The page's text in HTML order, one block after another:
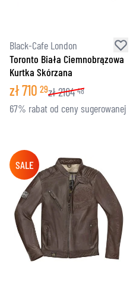
Black-Cafe London
Toronto Biała Ciemnobrązowa
Kurtka Skórzana
zł710 29zł2164 48
67% rabat od ceny sugerowanej
SALE